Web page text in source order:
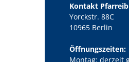
Kontakt
Yorckstr. 88C
10965 Berlin
Öffnungszeiten:
Montag: derzeit